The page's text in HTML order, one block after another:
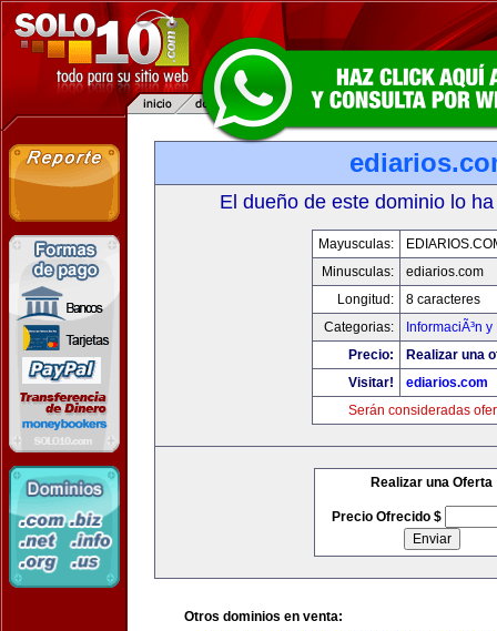
El dueño de este dominio lo
Mayusculas:
Minusculas:
ediarios.com
Longitud:
8 caracteres
Categorias:
InformaciÃ³n
Precio:
Realizar una
Visitar!
ediarios.com
Serán consideradas
Realizar una Oferta
Precio Ofrecido $
Otros dominios en venta: